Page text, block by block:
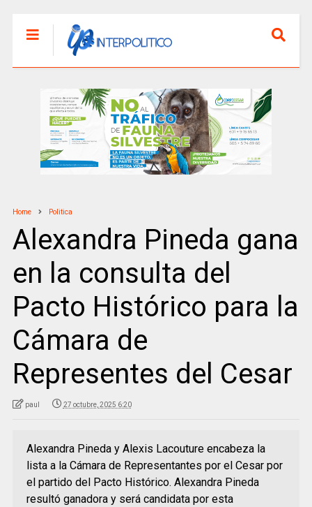
Home Politica
Alexandra Pineda gana
en la consulta del
Pacto Histórico para la
Cámara de
Representes del Cesar
paul 27 octubre, 2025 6:20
Alexandra Pineda y Alexis Lacouture encabeza la
lista a la Cámara de Representantes por el Cesar por
el partido del Pacto Histórico. Alexandra Pineda
resultó ganadora y será candidata por esta